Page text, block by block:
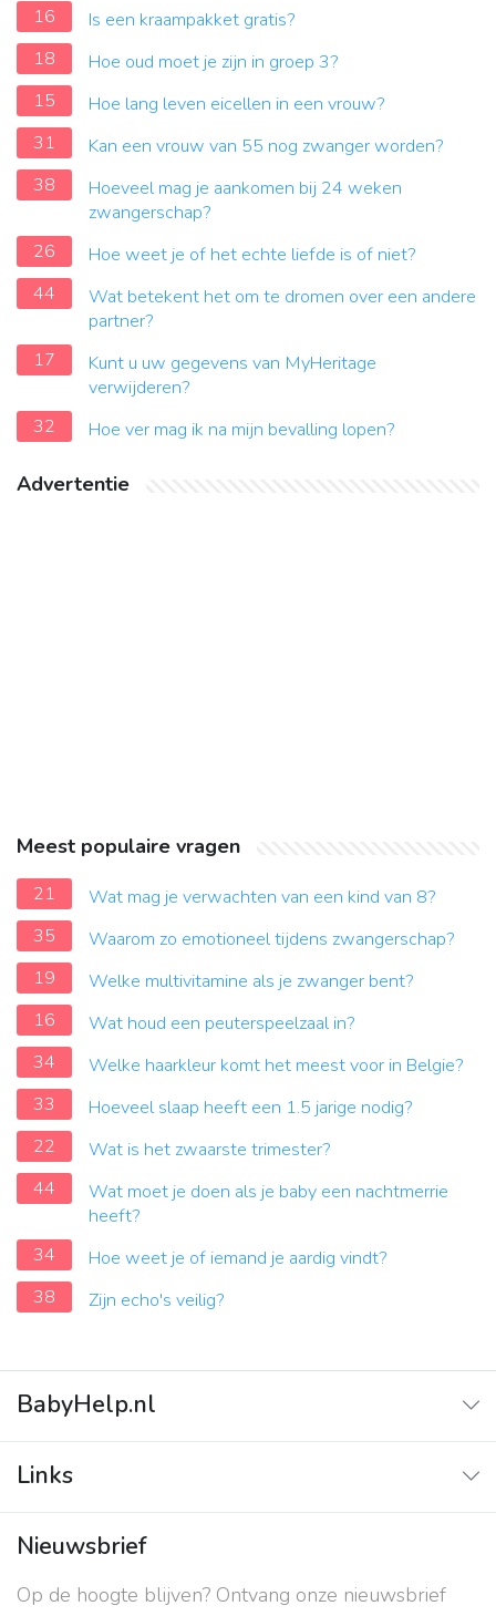
16
Is een kraampakket gratis?
18
Hoe oud moet je zijn in groep 3?
15
Hoe lang leven eicellen in een vrouw?
31
Kan een vrouw van 55 nog zwanger worden?
38
Hoeveel mag je aankomen bij 24 weken
zwangerschap?
26
Hoe weet je of het echte liefde is of niet?
44
Wat betekent het om te dromen over een andere
partner?
17
Kunt u uw gegevens van MyHeritage
verwijderen?
32
Hoe ver mag ik na mijn bevalling lopen?
Advertentie
Meest populaire vragen
21
Wat mag je verwachten van een kind van 8?
35
Waarom zo emotioneel tijdens zwangerschap?
19
Welke multivitamine als je zwanger bent?
16
Wat houd een peuterspeelzaal in?
34
Welke haarkleur komt het meest voor in Belgie?
33
Hoeveel slaap heeft een 1.5 jarige nodig?
22
Wat is het zwaarste trimester?
44
Wat moet je doen als je baby een nachtmerrie
heeft?
34
Hoe weet je of iemand je aardig vindt?
38
Zijn echo's veilig?
BabyHelp.nl
Vraag & Antwoord
Links
Contact
Over ons
Nieuwsbrief
Op de hoogte blijven? Ontvang onze nieuwsbrief